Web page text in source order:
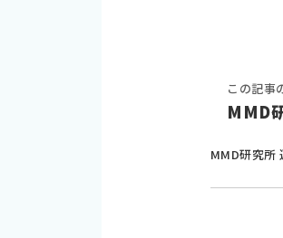
この記事
MMD
MMD研究所